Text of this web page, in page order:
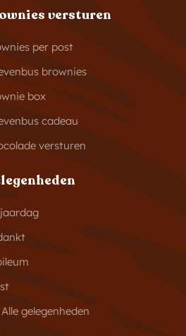
versturen
per post
brownies
box
cadeau
versturen
Alle gelegenheden